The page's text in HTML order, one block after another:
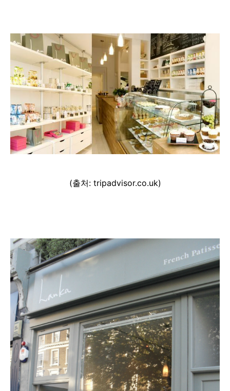
(출처: tripadvisor.co.uk)